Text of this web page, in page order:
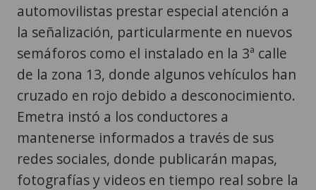
automovilistas prestar especial atención a
la señalización, particularmente en nuevos
semáforos como el instalado en la 3ª calle
de la zona 13, donde algunos vehículos han
cruzado en rojo debido a desconocimiento.
Emetra instó a los conductores a
mantenerse informados a través de sus
redes sociales, donde publicarán mapas,
fotografías y videos en tiempo real sobre la